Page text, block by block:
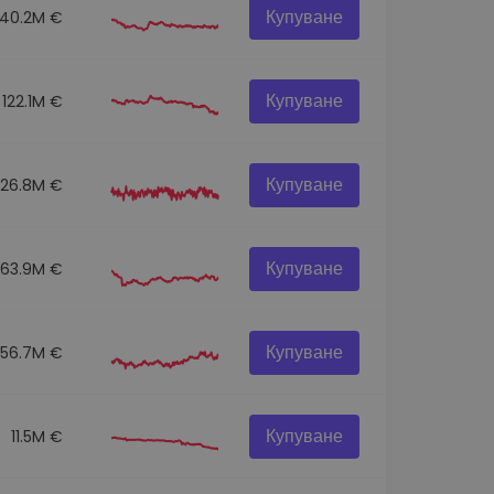
€ Купуване
122.1M € Купуване
€ Купуване
63.9M € Купуване
€ Купуване
11.5M € Купуване